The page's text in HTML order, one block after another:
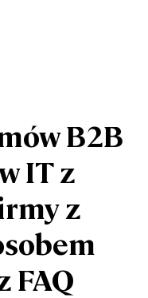
B2B
IT z
z
FAQ